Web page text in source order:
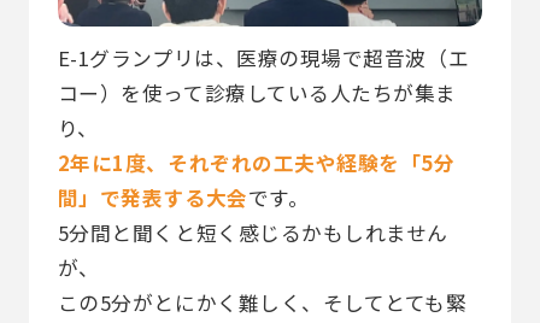
E-1グランプリは、医療の現場で超音波（エ
コー）を使って診療している人たちが集ま
り、
2年に1度、それぞれの工夫や経験を「5分
間」で発表する大会です。
5分間と聞くと短く感じるかもしれません
が、
この5分がとにかく難しく、そしてとても緊